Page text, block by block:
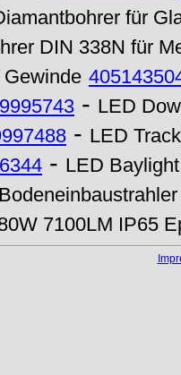
für
DIN 338N für
- LED
- LED
- LED
7100LM IP65